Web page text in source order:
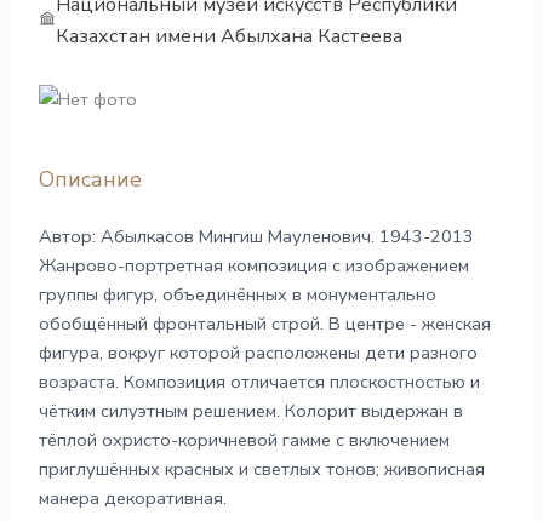
Казахстан имени Абылхана Кастеева
Описание
Автор: Абылкасов Мингиш Мауленович. 1943-2013
Жанрово-портретная композиция с изображением
группы фигур, объединённых в монументально
обобщённый фронтальный строй. В центре - женская
фигура, вокруг которой расположены дети разного
возраста. Композиция отличается плоскостностью и
чётким силуэтным решением. Колорит выдержан в
тёплой охристо-коричневой гамме с включением
приглушённых красных и светлых тонов; живописная
манера декоративная.